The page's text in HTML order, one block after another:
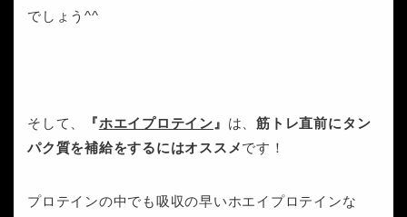
でしょう^^
そして、 『ホエイプロテイン 』 は、筋トレ直前にタン
パク質を補給をするにはオススメです！
プロテインの中でも吸収の早いホエイプロテインな